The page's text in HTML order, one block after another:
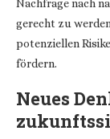
Nachfrage nach
gerecht zu
potenziellen
fördern.
Neues